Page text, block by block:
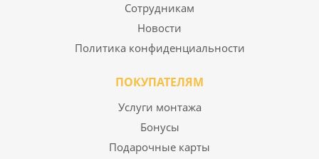
Сотрудникам
Новости
Политика конфиденциальности
ПОКУПАТЕЛЯМ
Услуги монтажа
Бонусы
Подарочные карты